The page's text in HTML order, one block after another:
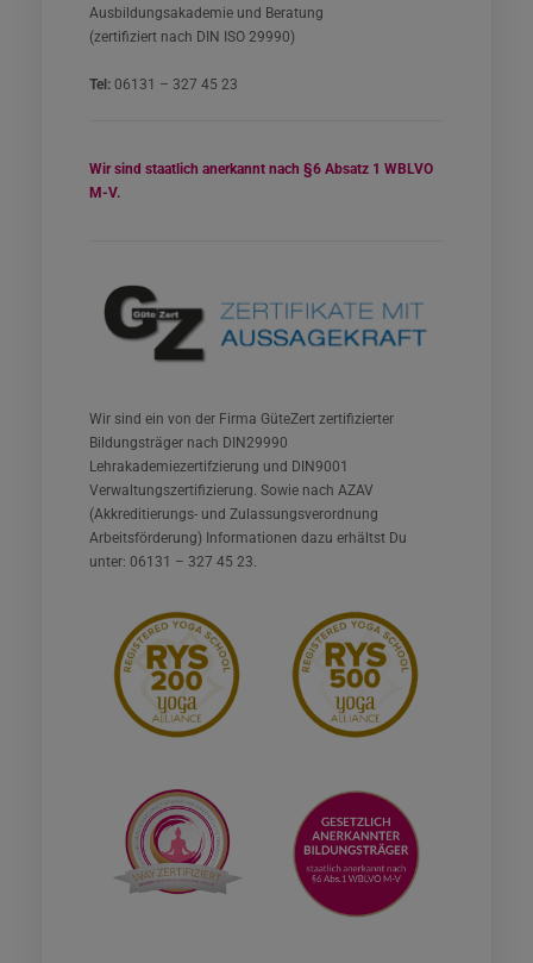
Ausbildungsakademie und Beratung
(zertifiziert nach DIN ISO 29990)
Tel: 06131 – 327 45 23
Wir sind staatlich anerkannt nach §6 Absatz 1 WBLVO
M-V.
Wir sind ein von der Firma GüteZert zertifizierter
Bildungsträger nach DIN29990
Lehrakademiezertifzierung und DIN9001
Verwaltungszertifizierung. Sowie nach AZAV
(Akkreditierungs- und Zulassungsverordnung
Arbeitsförderung) Informationen dazu erhältst Du
unter: 06131 – 327 45 23.